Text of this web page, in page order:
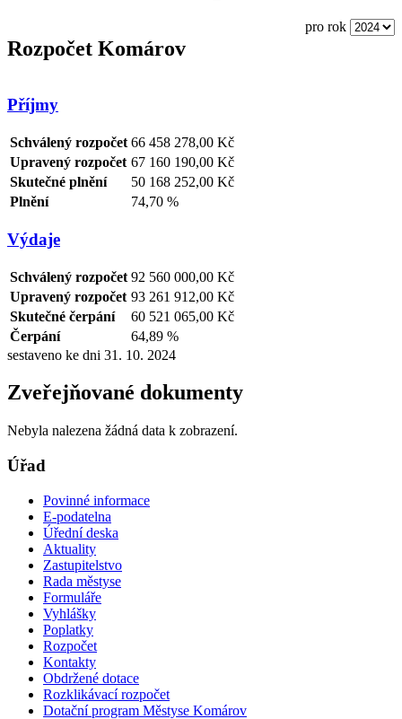
pro rok
Rozpočet Komárov
Příjmy
Schválený rozpočet 66 458 278,00 Kč
Upravený rozpočet 67 160 190,00 Kč
Skutečné plnění
50 168 252,00 Kč
Plnění
74,70 %
Výdaje
Schválený rozpočet 92 560 000,00 Kč
Upravený rozpočet 93 261 912,00 Kč
Skutečné čerpání
60 521 065,00 Kč
Čerpání
64,89 %
sestaveno ke dni 31. 10. 2024
Zveřejňované dokumenty
Nebyla nalezena žádná data k zobrazení.
Úřad
Povinné informace
E-podatelna
Úřední deska
Aktuality
Zastupitelstvo
Rada městyse
Formuláře
Vyhlášky
Poplatky
Rozpočet
Kontakty
Obdržené dotace
Rozklikávací rozpočet
Dotační program Městyse Komárov